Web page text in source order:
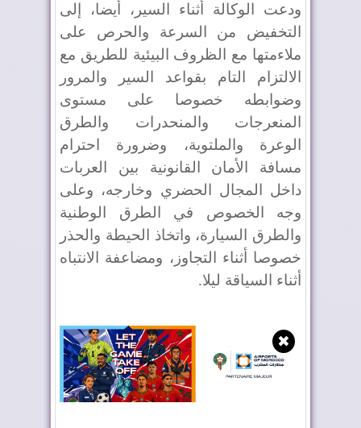
ودعت الوكالة أثناء السير، أيضا، إلى
التخفيض من السرعة والحرص على
ملاءمتها مع الظروف البيئية للطريق مع
الالتزام التام بقواعد السير والمرور
وضوابطه خصوصا على مستوى
المنعرجات والمنحدرات والطرق
الوعرة والملتوية، وضرورة احترام
مسافة الأمان القانونية بين العربات
داخل المجال الحضري وخارجه، وعلى
وجه الخصوص في الطرق الوطنية
والطرق السيارة، واتخاذ الحيطة والحذر
خصوصا أثناء التجاوز، ومضاعفة الانتباه
أثناء السياقة ليلا.
✖